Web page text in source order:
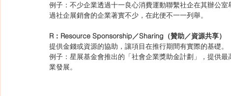
例子：不少企業透過十一良心消費運動聯繫社企在其辦公
過社企展銷會的企業著實不少，在此便不一一列舉。
R：Resource Sponsorship／Sharing（贊助／資源共享）
提供金錢或資源的協助，讓項目在推行期間有實際的基礎。
例子：星展基金會推出的「社會企業獎助金計劃」，提供
業發展。